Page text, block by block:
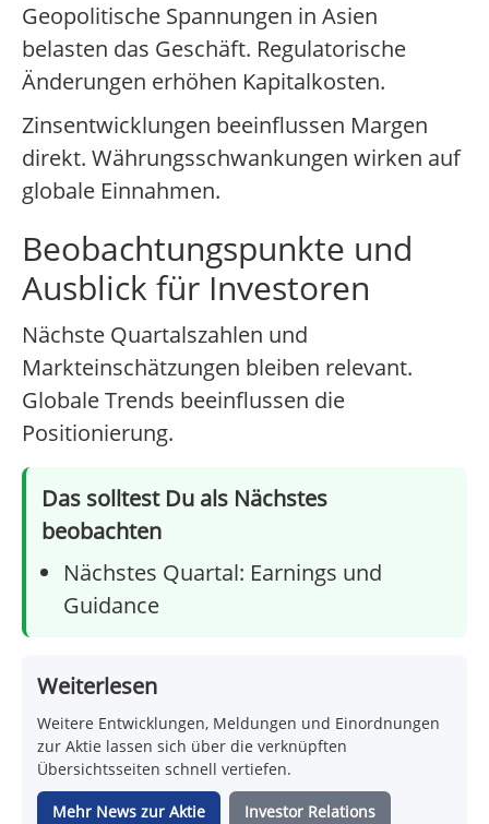
Geopolitische Spannungen in Asien
belasten das Geschäft. Regulatorische
Änderungen erhöhen Kapitalkosten.
Zinsentwicklungen beeinflussen Margen
direkt. Währungsschwankungen wirken auf
globale Einnahmen.
Beobachtungspunkte und
Ausblick für Investoren
Nächste Quartalszahlen und
Markteinschätzungen bleiben relevant.
Globale Trends beeinflussen die
Positionierung.
Das solltest Du als Nächstes
beobachten
Nächstes Quartal: Earnings und
Guidance
Weiterlesen
Weitere Entwicklungen, Meldungen und Einordnungen
zur Aktie lassen sich über die verknüpften
Übersichtsseiten schnell vertiefen.
Mehr News zur Aktie Investor Relations